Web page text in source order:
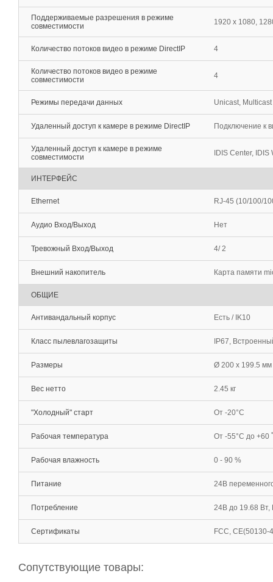
Поддерживаемые разрешения в режиме
совместимости
1920 x 1080,
Количество потоков видео в режиме DirectIP 4
Количество потоков видео в режиме
совместимости
4
Режимы передачи данных Unicast, Multicast
Удаленный доступ к камере в режиме DirectIP Подключение к
Удаленный доступ к камере в режиме
совместимости
IDIS Center,
ИНТЕРФЕЙС
Ethernet RJ-45 (10/100/
Аудио Вход/Выход Нет
Тревожный Вход/Выход 4/ 2
Внешний накопитель Карта памяти
ОБЩИЕ
Антивандальный корпус Есть / IK10
Класс пылевлагозащиты IP67,
Размеры Ø 200 х 199.5 мм
Вес нетто 2.45 кг
"Холодный" старт От -20°С
Рабочая температура От -55°С до +60
Рабочая влажность 0 - 90 %
Питание 24В
Потребление 24В до 19.68 Вт,
Сертификаты FCC, CE(50130-
Сопутствующие товары: